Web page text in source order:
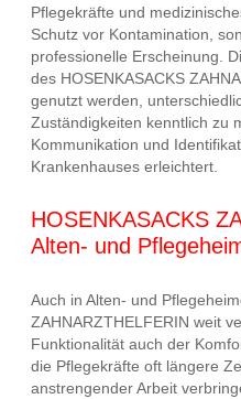
Pflegekräfte und
Schutz vor Kontamination,
professionelle Erscheinung.
des HOSENKASACKS
genutzt werden,
Zuständigkeiten kenntlich zu
Kommunikation und
Krankenhauses erleichtert.
HOSENKASACKS
Alten- und
Auch in Alten- und
ZAHNARZTHELFERIN weit
Funktionalität auch der
die Pflegekräfte oft längere
anstrengender Arbeit